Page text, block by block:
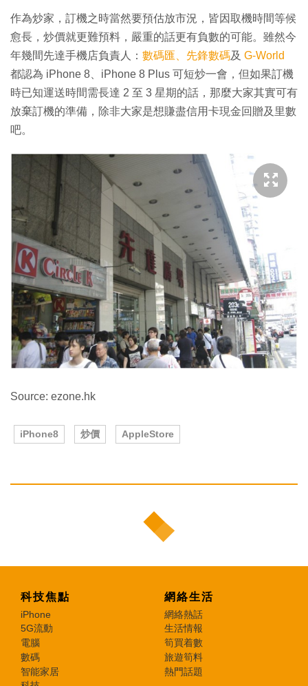
作為炒家，訂機之時當然要預估放市況，皆因取機時間等候
愈長，炒價就更難預料，嚴重的話更有負數的可能。雖然今
年幾間先達手機店負責人： 數碼匯、先鋒數碼及 G-World
都認為 iPhone 8、iPhone 8 Plus 可短炒一會，但如果訂機
時已知運送時間需長達 2 至 3 星期的話，那麼大家其實可有
放棄訂機的準備，除非大家是想賺盡信用卡現金回贈及里數
吧。
Source: ezone.hk
iPhone8 炒價 AppleStore
科技焦點
iPhone
5G流動
電腦
數碼
智能家居
網絡生活
網絡熱話
生活情報
筍買着數
旅遊筍料
熱門話題